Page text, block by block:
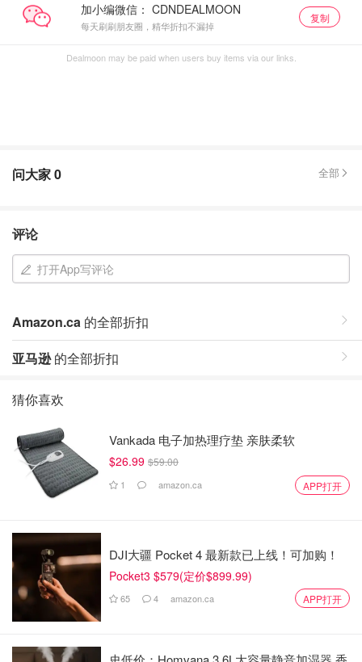
加小编微信：
每天刷刷朋友圈，精华折扣不漏掉
复制
Dealmoon may be paid when users buy items via our links.
问大家0 全部
评论
打开App写评论
Amazon.ca 的全部折扣
亚马逊的全部折扣
猜你喜欢
Vankada 电子加热理疗垫 亲肤柔软
$26.99 $59.00
1 amazon.ca APP打开
DJI大疆 Pocket 4 最新款已上线！可加购！
Pocket3 $579(定价$899.99)
65 4 amazon.ca APP打开